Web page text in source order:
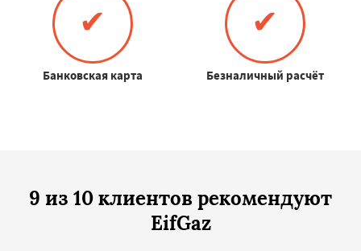
✔
Банковская карта
✔
Безналичный расчёт
9 из 10 клиентов рекомендуют
EifGaz